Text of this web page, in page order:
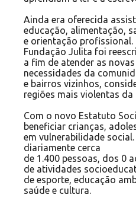
Ainda era oferecida
educação, alimentação,
e orientação profissional.
Fundação Julita foi
a fim de atender as
necessidades da
e bairros vizinhos,
regiões mais violentas da
Com o novo Estatuto
beneficiar crianças,
em vulnerabilidade
diariamente cerca
de 1.400 pessoas, dos 0
de atividades
de esporte, educação
saúde e cultura.